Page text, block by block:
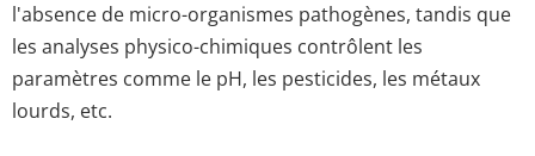
l'absence de micro-organismes pathogènes, tandis que
les analyses physico-chimiques contrôlent les
paramètres comme le pH, les pesticides, les métaux
lourds, etc.